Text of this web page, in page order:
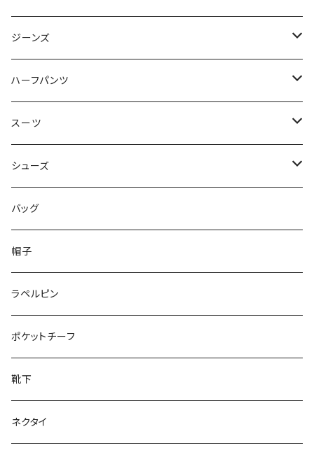
50/XL～
48/L
50/XL～
46/M
48/L
50/XL～
～44/S
46/M
48/L
50/XL～
ジーンズ
～44/S
46/M
48/L
50/XL～
ハーフパンツ
～44/S
46/M
48/L
50/XL～
スーツ
～44/S
46/M
48/L
50/XL～
シューズ
～25.5cm
26cm～
27cm～
28cm～
バッグ
帽子
ラペルピン
ポケットチーフ
靴下
ネクタイ